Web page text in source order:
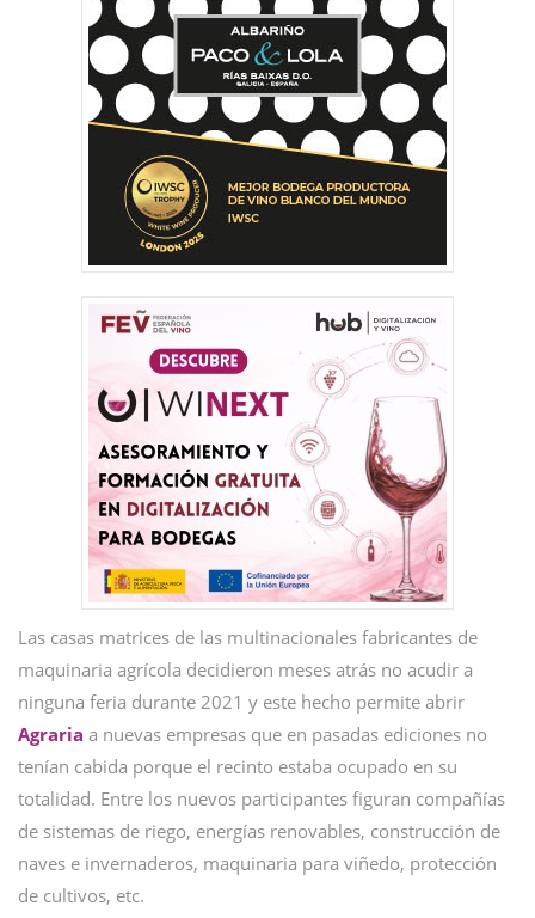
Las casas matrices de las multinacionales fabricantes de
maquinaria agrícola decidieron meses atrás no acudir a
ninguna feria durante 2021 y este hecho permite abrir
Agraria a nuevas empresas que en pasadas ediciones no
tenían cabida porque el recinto estaba ocupado en su
totalidad. Entre los nuevos participantes figuran compañías
de sistemas de riego, energías renovables, construcción de
naves e invernaderos, maquinaria para viñedo, protección
de cultivos, etc.